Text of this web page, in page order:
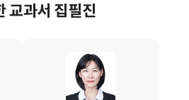
교과서 집필진